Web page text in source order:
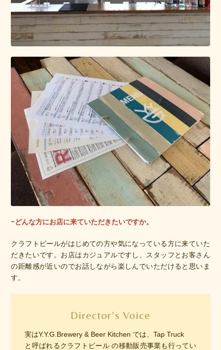
−どんな方にお店に来ていただきたいですか。
クラフトビールがはじめての方や気になっている方に来ていた
だきたいです。お店はカジュアルですし、スタッフとお客さん
の距離感が近いのでお話しながら楽しんでいただけると思いま
す。
Director’s Voice
実はY.Y.G.Brewery & Beer Kitchen では、Tap Truck
と呼ばれるクラフトビール の移動販売事業も行ってい